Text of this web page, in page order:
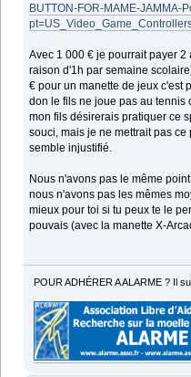
BUTTON-FOR-MAME-JAMMA-
Avec 1 000 € je pourrait payer
raison d'1h par semaine
€ pour un manette de jeux c'est
don le fils ne joue pas au tennis
mon fils désirerais pratiquer ce
souci, mais je ne mettrait pas
semble injustifié.
Nous n'avons pas le même
nous n'avons pas les mêmes
mieux pour toi si tu peux te le
pouvais (avec la manette X-
POUR ADHÉRER A ALARME ? Il